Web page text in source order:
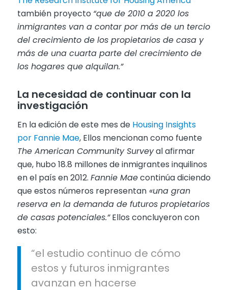
también proyecto “que de 2010 a 2020 los
inmigrantes van a contar por más de un tercio
del crecimiento de los propietarios de casa y
más de una cuarta parte del crecimiento de
los hogares que alquilan.”
La necesidad de continuar con la
investigación
En la edición de este mes de Housing Insights
por Fannie Mae, Ellos mencionan como fuente
The American Community Surveyal afirmar
que, hubo 18.8 millones de inmigrantes inquilinos
en el país en 2012. Fannie Maecontinúa diciendo
que estos números representan«una gran
reserva en la demanda de futuros propietarios
de casas potenciales.”Ellos concluyeron con
esto:
“el estudio continuo de cómo
estos y futuros inmigrantes
avanzan en hacerse